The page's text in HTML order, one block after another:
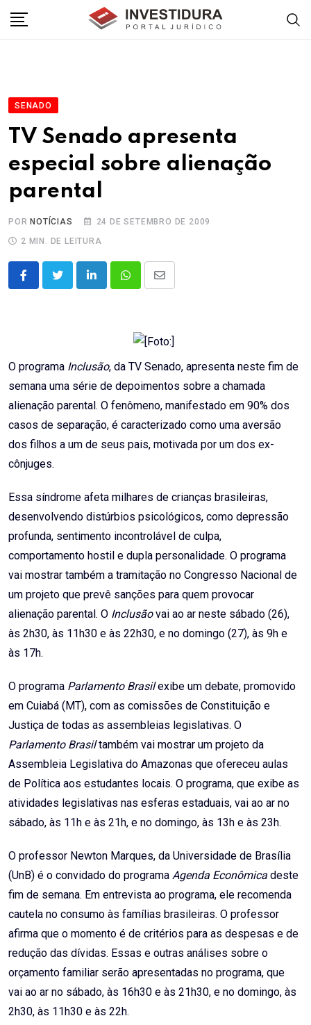
SENADO
TV Senado apresenta
especial sobre alienação
parental
POR NOTÍCIAS
24 DE SETEMBRO DE 2009
2 MIN. DE LEITURA
LinkedInWhatsappShare
O programa Inclusão, da TV Senado, apresenta neste fim de
semana uma série de depoimentos sobre a chamada
alienação parental. O fenômeno, manifestado em 90% dos
casos de separação, é caracterizado como uma aversão
dos filhos a um de seus pais, motivada por um dos ex-
cônjuges.
Essa síndrome afeta milhares de crianças brasileiras,
desenvolvendo distúrbios psicológicos, como depressão
profunda, sentimento incontrolável de culpa,
comportamento hostil e dupla personalidade. O programa
vai mostrar também a tramitação no Congresso Nacional de
um projeto que prevê sanções para quem provocar
alienação parental. O Inclusãovai ao ar neste sábado (26),
às 2h30, às 11h30 e às 22h30, e no domingo (27), às 9h e
às 17h.
O programa Parlamento Brasilexibe um debate, promovido
em Cuiabá (MT), com as comissões de Constituição e
Justiça de todas as assembleias legislativas. O
Parlamento Brasiltambém vai mostrar um projeto da
Assembleia Legislativa do Amazonas que ofereceu aulas
de Política aos estudantes locais. O programa, que exibe as
atividades legislativas nas esferas estaduais, vai ao ar no
sábado, às 11h e às 21h, e no domingo, às 13h e às 23h.
O professor Newton Marques, da Universidade de Brasília
(UnB) é o convidado do programa Agenda Econômica deste
fim de semana. Em entrevista ao programa, ele recomenda
cautela no consumo às famílias brasileiras. O professor
afirma que o momento é de critérios para as despesas e de
redução das dívidas. Essas e outras análises sobre o
orçamento familiar serão apresentadas no programa, que
vai ao ar no sábado, às 16h30 e às 21h30, e no domingo, às
2h30, às 11h30 e às 22h.